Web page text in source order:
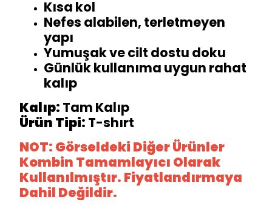
Kısa kol
Nefes alabilen, terletmeyen
yapı
Yumuşak ve cilt dostu doku
Günlük kullanıma uygun rahat
kalıp
Kalıp: Tam Kalıp
Ürün Tipi: T-shırt
NOT: Görseldeki Diğer Ürünler
Kombin Tamamlayıcı Olarak
Kullanılmıştır. Fiyatlandırmaya
Dahil Değildir.